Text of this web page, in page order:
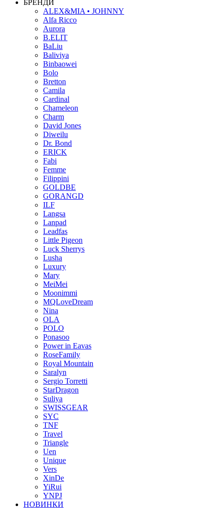
БРЕНДИ
ALEX&MIA • JOHNNY
Alfa Ricco
Aurora
B.ELIT
BaLiu
Baliviya
Binbaowei
Bolo
Bretton
Camila
Cardinal
Chameleon
Charm
David Jones
Diweilu
Dr. Bond
ERICK
Fabi
Femme
Filippini
GOLDBE
GORANGD
ILF
Langsa
Lanpad
Leadfas
Little Pigeon
Luck Sherrys
Lusha
Luxury
Mary
MeiMei
Moonimmi
MQLoveDream
Nina
OLA
POLO
Ponasoo
Power in Eavas
RoseFamily
Royal Mountain
Saralyn
Sergio Torretti
StarDragon
Suliya
SWISSGEAR
SYC
TNF
Travel
Triangle
Uen
Unique
Vers
XinDe
YiRui
YNPJ
НОВИНКИ